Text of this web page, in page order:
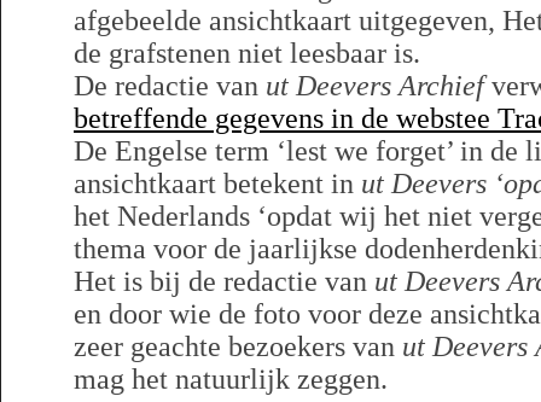
afgebeelde ansichtkaart uitgegeven,
de grafstenen niet leesbaar is.
De redactie van ut Deevers Archief
betreffende gegevens in de webstee
De Engelse term ‘lest we forget’ in de
ansichtkaart betekent in ut Deevers
het Nederlands ‘opdat wij het niet
thema voor de jaarlijkse
Het is bij de redactie van ut Deevers
en door wie de foto voor deze
zeer geachte bezoekers van ut Deevers
mag het natuurlijk zeggen.